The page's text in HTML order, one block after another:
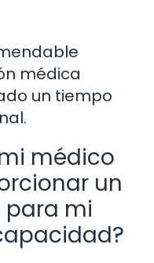
médica
un tiempo
médico
un
mi